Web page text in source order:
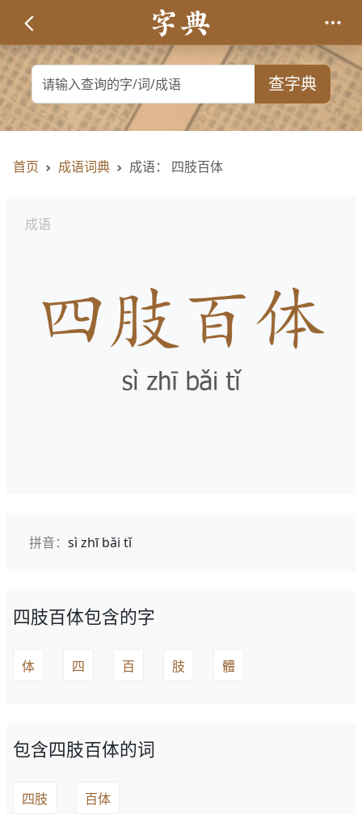
查字典
首页 成语词典 成语： 四肢百体
成语
拼音： sì zhī bǎi tǐ
四肢百体包含的字
体 四 百 肢 體
包含四肢百体的词
四肢 百体